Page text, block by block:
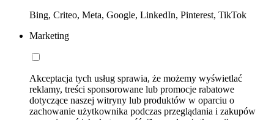
Bing, Criteo, Meta, Google, LinkedIn, Pinterest, TikTok
Marketing
Akceptacja tych usług sprawia, że możemy wyświetlać
reklamy, treści sponsorowane lub promocje rabatowe
dotyczące naszej witryny lub produktów w oparciu o
zachowanie użytkownika podczas przeglądania i zakupów